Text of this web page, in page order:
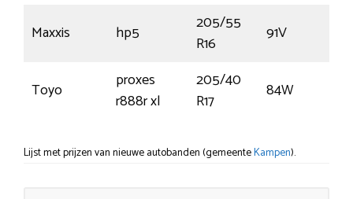
Maxxis hp5
205/55
R16
91V
Toyo
proxes
r888r xl
205/40
R17
84W
Lijst met prijzen van nieuwe autobanden (gemeenteKampen).